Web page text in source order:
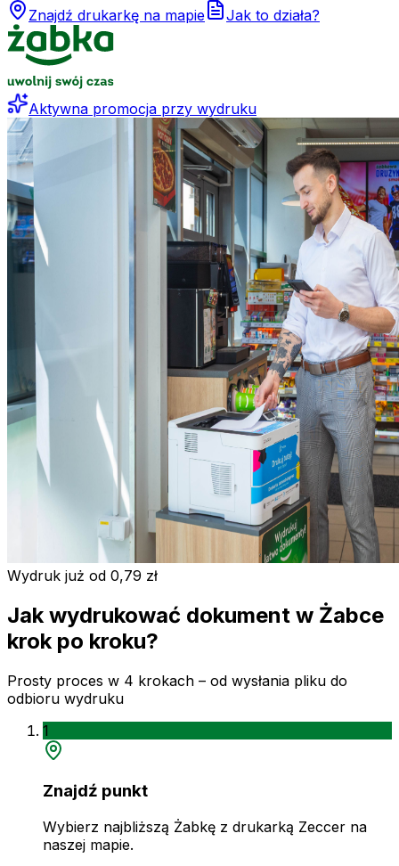
Znajdź drukarkę na mapie Jak to działa?
Aktywna promocja przy wydruku
Wydruk już od 0,79 zł
Jak wydrukować dokument w Żabce
krok po kroku?
Prosty proces w 4 krokach – od wysłania pliku do
odbioru wydruku
1
Znajdź punkt
Wybierz najbliższą Żabkę z drukarką Zeccer na
naszej mapie.